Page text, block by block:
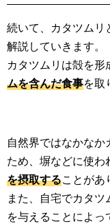
続いて、カタツムリ
解説していきます。
カタツムリは殻を形
ムを含んだ食事を取
自然界ではなかな
ため、塀などに使わ
を摂取することがあ
また、自宅でカタツ
を与えることによ